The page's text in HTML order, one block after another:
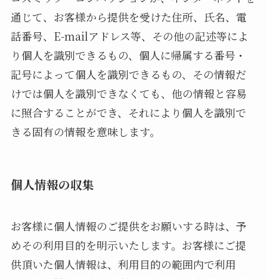
通じて、お客様から提供を受けた住所、氏名、電
話番号、E-mailアドレス等、その他の記述等によ
り個人を識別できるもの、個人に帰属する番号・
記号によって個人を識別できるもの、その情報だ
けでは個人を識別できなくても、他の情報と容易
に照合することができ、それにより個人を識別で
きる固有の情報を意味します。
個人情報の収集
お客様に個人情報のご提供をお願いする時は、予
めその利用目的を明示いたします。お客様にご提
供頂いた個人情報は、利用目的の範囲内で利用